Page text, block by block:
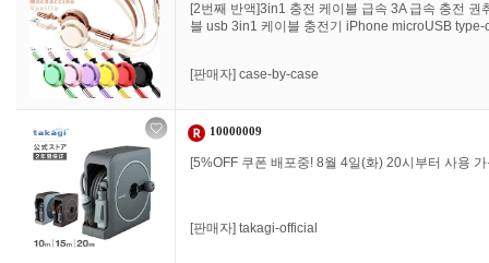
[2번째 반액]3in1 충전 케이블 급속 3A 급속 충전
블 usb 3in1 케이블 충전기 iPhone microUSB
[판매자] case-by-case
10000009
[5%OFF 쿠폰 배포중! 8월 4일(화) 20시부터 사용
[판매자] takagi-official